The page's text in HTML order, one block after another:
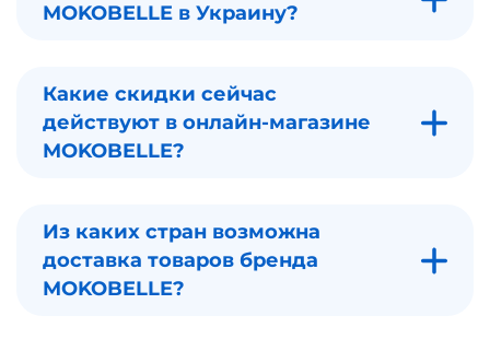
MOKOBELLE в Украину?
Какие скидки сейчас
действуют в онлайн-магазине
MOKOBELLE?
Из каких стран возможна
доставка товаров бренда
MOKOBELLE?